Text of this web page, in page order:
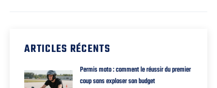
ARTICLES RÉCENTS
Permis moto : comment le réussir du premier
coup sans exploser son budget